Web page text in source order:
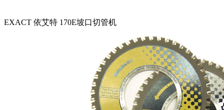
EXACT 依艾特 170E坡口切管机